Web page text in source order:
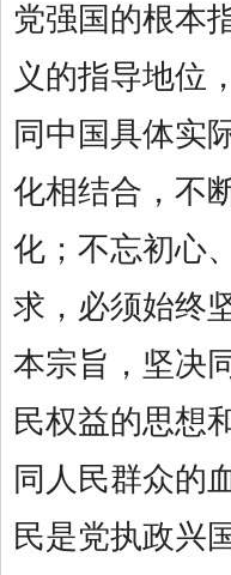
党强国的根本
义的指导地位
同中国具体实
化相结合，不
化；不忘初心
求，必须始终
本宗旨，坚决
民权益的思想
同人民群众的
民是党执政兴